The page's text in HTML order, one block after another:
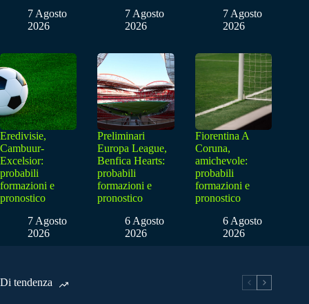
7 Agosto
2026
7 Agosto
2026
7 Agosto
2026
Eredivisie,
Cambuur-
Excelsior:
probabili
formazioni e
pronostico
7 Agosto
2026
Preliminari
Europa League,
Benfica Hearts:
probabili
formazioni e
pronostico
6 Agosto
2026
Fiorentina A
Coruna,
amichevole:
probabili
formazioni e
pronostico
6 Agosto
2026
Di tendenza